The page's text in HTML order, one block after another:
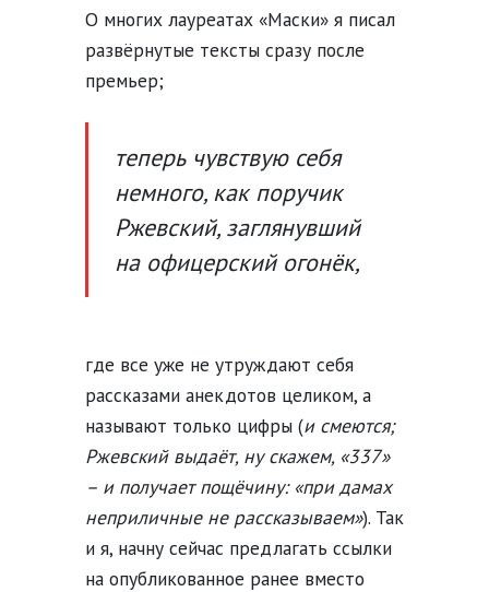
О многих лауреатах «Маски» я писал
развёрнутые тексты сразу после
премьер;
теперь чувствую себя
немного, как поручик
Ржевский, заглянувший
на офицерский огонёк,
где все уже не утруждают себя
рассказами анекдотов целиком, а
называют только цифры (и смеются;
Ржевский выдаёт, ну скажем, «337»
– и получает пощёчину: «при дамах
неприличные не рассказываем»). Так
и я, начну сейчас предлагать ссылки
на опубликованное ранее вместо